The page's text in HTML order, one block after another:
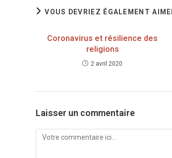
VOUS DEVRIEZ ÉGALEMENT
Coronavirus et résilience des
religions
2 avril 2020
Laisser un commentaire
Comment